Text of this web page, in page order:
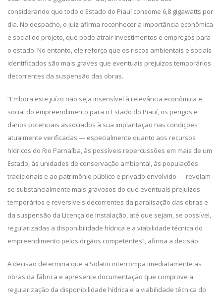
considerando que todo o Estado do Piauí consome 6,8 gigawatts por
dia. No despacho, o juiz afirma reconhecer a importância econômica
e social do projeto, que pode atrair investimentos e empregos para
o estado. No entanto, ele reforça que os riscos ambientais e sociais
identificados são mais graves que eventuais prejuízos temporários
decorrentes da suspensão das obras.
“Embora este juízo não seja insensível à relevância econômica e
social do empreendimento para o Estado do Piauí, os perigos e
danos potenciais associados à sua implantação nas condições
atualmente verificadas — especialmente quanto aos recursos
hídricos do Rio Parnaíba, às possíveis repercussões em mais de um
Estado, às unidades de conservação ambiental, às populações
tradicionais e ao patrimônio público e privado envolvido — revelam-
se substancialmente mais gravosos do que eventuais prejuízos
temporários e reversíveis decorrentes da paralisação das obras e
da suspensão da Licença de Instalação, até que sejam, se possível,
regularizadas a disponibilidade hídrica e a viabilidade técnica do
empreendimento pelos órgãos competentes”, afirma a decisão.
A decisão determina que a Solatio interrompa imediatamente as
obras da fábrica e apresente documentação que comprove a
regularização da disponibilidade hídrica e a viabilidade técnica do